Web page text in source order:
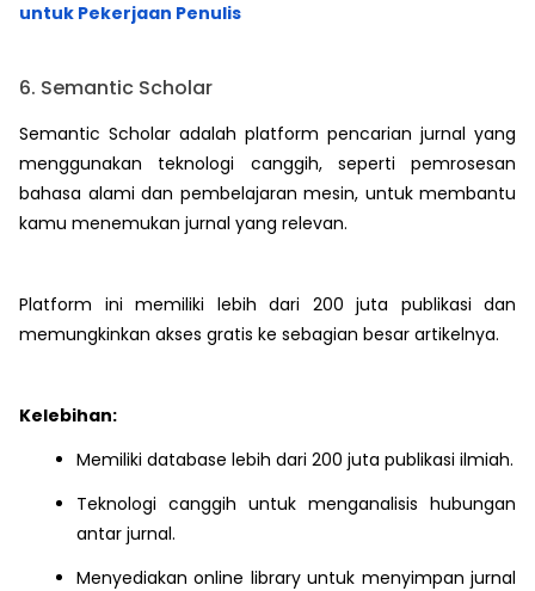
untuk Pekerjaan Penulis
6. Semantic Scholar
Semantic Scholar adalah platform pencarian jurnal yang
menggunakan teknologi canggih, seperti pemrosesan
bahasa alami dan pembelajaran mesin, untuk membantu
kamu menemukan jurnal yang relevan.
Platform ini memiliki lebih dari 200 juta publikasi dan
memungkinkan akses gratis ke sebagian besar artikelnya.
Kelebihan:
Memiliki database lebih dari 200 juta publikasi ilmiah.
Teknologi canggih untuk menganalisis hubungan
antar jurnal.
Menyediakan online library untuk menyimpan jurnal